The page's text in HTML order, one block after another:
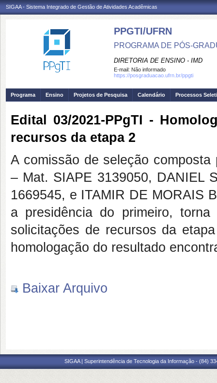
SIGAA - Sistema Integrado de Gestão de Atividades Acadêmicas
PPGTI/UFRN
PROGRAMA DE PÓS-
DIRETORIA DE ENSINO - IMD
E-mail: Não informado
https://posgraduacao.ufrn.br/ppgti
Programa Ensino Projetos de Pesquisa Calendário Processos
Edital 03/2021-PPgTI -
recursos da etapa 2
A comissão de seleção
– Mat. SIAPE 3139050, DANIEL
1669545, e ITAMIR DE MORAIS
a presidência do primeiro,
solicitações de recursos da
homologação do resultado
Baixar Arquivo
SIGAA | Superintendência de Tecnologia da Informação - (84)